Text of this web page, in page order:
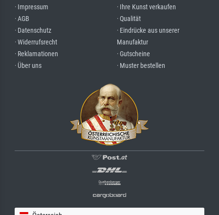
· Impressum
· AGB
· Datenschutz
· Widerrufsrecht
· Reklamationen
· Über uns
· Ihre Kunst verkaufen
· Qualität
· Eindrücke aus unserer
Manufaktur
· Gutscheine
· Muster bestellen